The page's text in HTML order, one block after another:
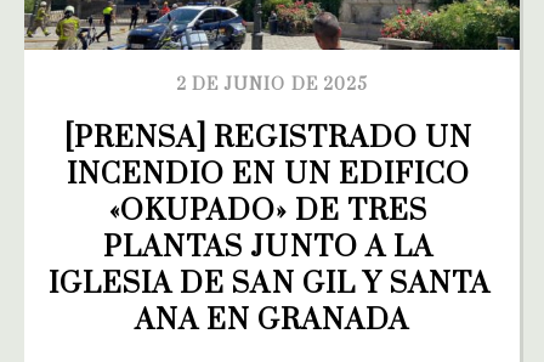
2 DE JUNIO DE 2025
[PRENSA] REGISTRADO UN
INCENDIO EN UN EDIFICO
«OKUPADO» DE TRES
PLANTAS JUNTO A LA
IGLESIA DE SAN GIL Y SANTA
ANA EN GRANADA